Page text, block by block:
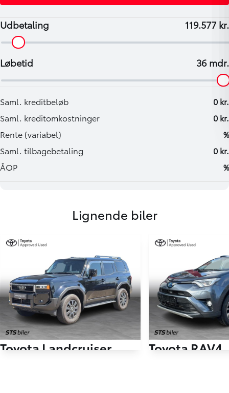
Lignende biler
Toyota Landcruiser Toyota RAV4